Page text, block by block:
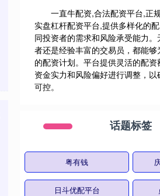
一直牛配资,合法配资平台,正
实盘杠杆配资平台,提供多样化的
同投资者的需求和风险承受能力
者还是经验丰富的交易员，都能
的配资计划。平台提供灵活的配
资金实力和风险偏好进行调整，
可控。
话题标签
粤有钱
日斗优配平台